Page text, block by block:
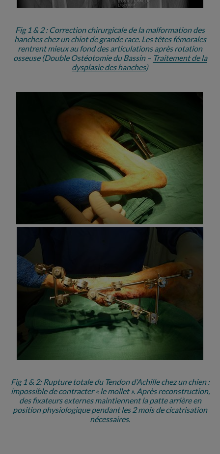
Fig 1 & 2 : Correction chirurgicale de la malformation des
hanches chez un chiot de grande race. Les têtes fémorales
rentrent mieux au fond des articulations après rotation
osseuse (Double Ostéotomie du Bassin – Traitement de la
dysplasie des hanches)
Fig 1 & 2: Rupture totale du Tendon d’Achille chez un chien :
impossible de contracter « le mollet ». Après reconstruction,
des fixateurs externes maintiennent la patte arrière en
position physiologique pendant les 2 mois de cicatrisation
nécessaires.